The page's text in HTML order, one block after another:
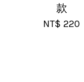
款
NT$ 220